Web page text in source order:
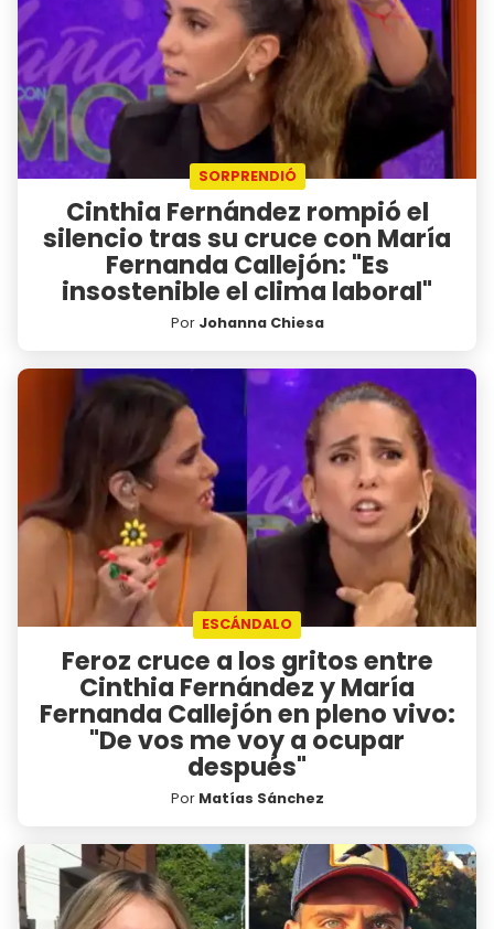
SORPRENDIÓ
Cinthia Fernández rompió el
silencio tras su cruce con María
Fernanda Callejón: "Es
insostenible el clima laboral"
Por Johanna Chiesa
ESCÁNDALO
Feroz cruce a los gritos entre
Cinthia Fernández y María
Fernanda Callejón en pleno vivo:
"De vos me voy a ocupar
después"
Por Matías Sánchez